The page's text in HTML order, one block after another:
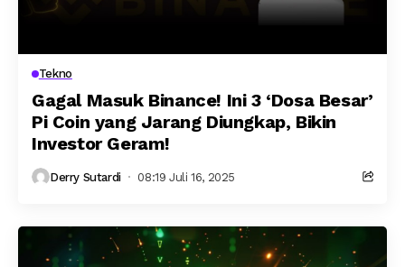
Tekno
Gagal Masuk Binance! Ini 3 ‘Dosa Besar’
Pi Coin yang Jarang Diungkap, Bikin
Investor Geram!
Derry Sutardi 08:19 Juli 16, 2025